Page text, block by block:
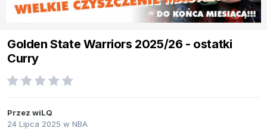
Golden State Warriors 2025/26 - ostatki
Curry
Przez wiLQ
24 Lipca 2025 w NBA